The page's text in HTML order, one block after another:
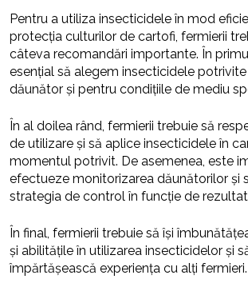
Pentru a utiliza insecticidele în mod
protecția culturilor de cartofi, fermierii
câteva recomandări importante. În
esențial să alegem insecticidele
dăunător și pentru condițiile de mediu
În al doilea rând, fermierii trebuie să
de utilizare și să aplice insecticidele în
momentul potrivit. De asemenea, este
efectueze monitorizarea dăunătorilor și
strategia de control în funcție de
În final, fermierii trebuie să își
și abilitățile în utilizarea insecticidelor și
împărtășească experiența cu alți fermieri.